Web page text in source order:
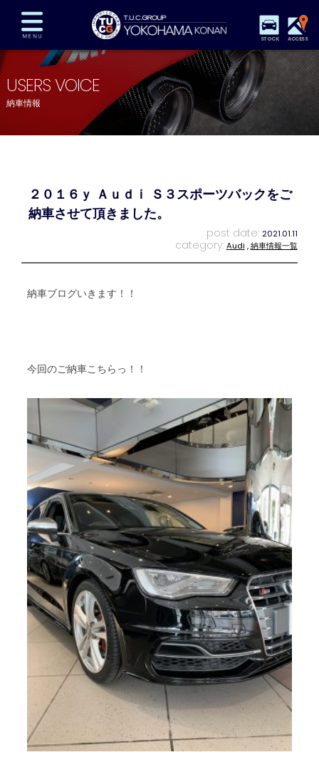
STOCK ACCESS
在庫車両情報 保証&サービス パーツリスト
TUCとは？ 店舗情報 アクセスマップ
全国納車 特別作業 注文販売
プライバシーポリシー スタッフblog
USERS VOICE
納車情報
２０１６ｙ Ａｕｄｉ Ｓ３スポーツバックをご
納車させて頂きました。
post date: 2021.01.11
category: Audi ,納車情報一覧
納車ブログいきます！！
今回のご納車こちらっ！！